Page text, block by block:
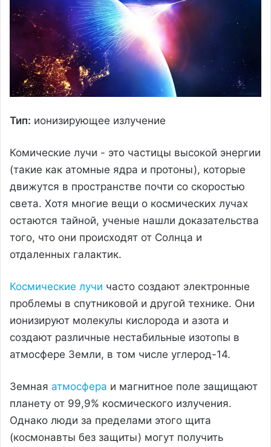
Тип: ионизирующее излучение
Комические лучи - это частицы высокой энергии
(такие как атомные ядра и протоны), которые
движутся в пространстве почти со скоростью
света. Хотя многие вещи о космических лучах
остаются тайной, ученые нашли доказательства
того, что они происходят от Солнца и
отдаленных галактик.
Космические лучи часто создают электронные
проблемы в спутниковой и другой технике. Они
ионизируют молекулы кислорода и азота и
создают различные нестабильные изотопы в
атмосфере Земли, в том числе углерод-14.
Земная атмосфера и магнитное поле защищают
планету от 99,9% космического излучения.
Однако люди за пределами этого щита
(космонавты без защиты) могут получить